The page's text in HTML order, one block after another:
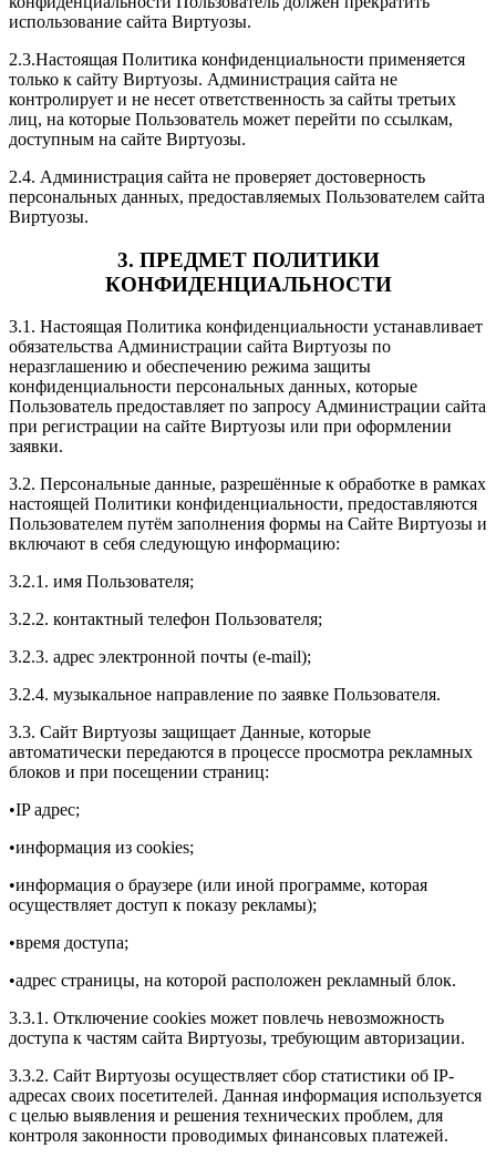
использование сайта Виртуозы.
2.3.Настоящая Политика конфиденциальности применяется
только к сайту Виртуозы. Администрация сайта не
контролирует и не несет ответственность за сайты третьих
лиц, на которые Пользователь может перейти по ссылкам,
доступным на сайте Виртуозы.
2.4. Администрация сайта не проверяет достоверность
персональных данных, предоставляемых Пользователем сайта
Виртуозы.
3. ПРЕДМЕТ ПОЛИТИКИ
КОНФИДЕНЦИАЛЬНОСТИ
3.1. Настоящая Политика конфиденциальности устанавливает
обязательства Администрации сайта Виртуозы по
неразглашению и обеспечению режима защиты
конфиденциальности персональных данных, которые
Пользователь предоставляет по запросу Администрации сайта
при регистрации на сайте Виртуозы или при оформлении
заявки.
3.2. Персональные данные, разрешённые к обработке в рамках
настоящей Политики конфиденциальности, предоставляются
Пользователем путём заполнения формы на Сайте Виртуозы и
включают в себя следующую информацию:
3.2.1. имя Пользователя;
3.2.2. контактный телефон Пользователя;
3.2.3. адрес электронной почты (e-mail);
3.2.4. музыкальное направление по заявке Пользователя.
3.3. Сайт Виртуозы защищает Данные, которые
автоматически передаются в процессе просмотра рекламных
блоков и при посещении страниц:
•IP адрес;
•информация из cookies;
•информация о браузере (или иной программе, которая
осуществляет доступ к показу рекламы);
•время доступа;
•адрес страницы, на которой расположен рекламный блок.
3.3.1. Отключение cookies может повлечь невозможность
доступа к частям сайта Виртуозы, требующим авторизации.
3.3.2. Сайт Виртуозы осуществляет сбор статистики об IP-
адресах своих посетителей. Данная информация используется
с целью выявления и решения технических проблем, для
контроля законности проводимых финансовых платежей.